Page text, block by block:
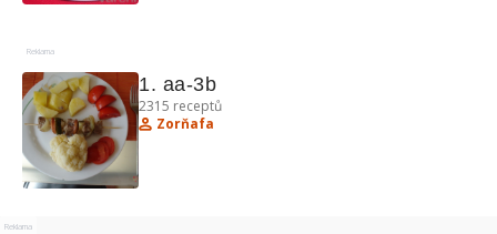
Reklama
1. aa-3b
2315 receptů
Zorňafa
Reklama